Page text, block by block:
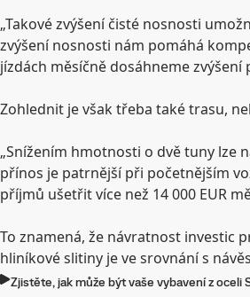
„Takové zvýšení čisté nosnosti
zvýšení nosnosti nám pomáhá
jízdách měsíčně dosáhneme zvýšení
Zohlednit je však třeba také trasu,
„Snížením hmotnosti o dvě tuny lze
přínos je patrnější při početnějším
příjmů ušetřit více než 14 000 EUR
To znamená, že návratnost investic
hliníkové slitiny je ve srovnání s
Zjistěte, jak může být vaše vybavení z oceli